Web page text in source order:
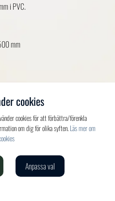
i PVC.
mm
cookies
cookies för att förbättra/förenkla
om dig för olika syften.Läs mer om
Anpassa val